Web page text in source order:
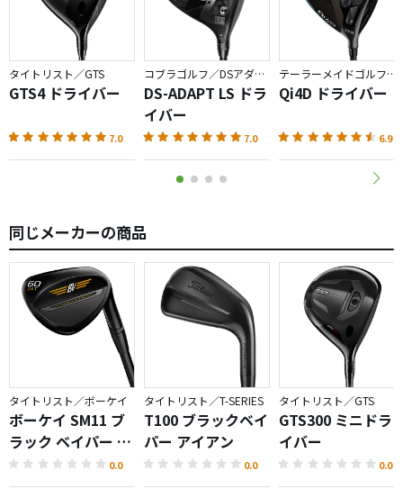
懸念点は力むとハイドローが出てしまうことですが、打ち
手の問題だと思います。
安定寄りのドライバーという印象ですが、簡単かつ飛ぶド
ライバーで、フィーリングも良いためかなりオススメです。
タイトリスト／GTS
GTS4 ドライバー
7.0
コブラゴルフ／DSアダプト
DS-ADAPT LS ドラ
イバー
7.0
テーラーメイドゴルフ／Qi4D
Qi4D ドライバー
6.9
同じメーカーの商品
タイトリスト／ボーケイ
ボーケイ SM11 ブ
ラック ベイパー ウ
ェッジ
0.0
タイトリスト／T-SERIES
T100 ブラックベイ
パー アイアン
0.0
タイトリスト／GTS
GTS300 ミニドラ
イバー
0.0